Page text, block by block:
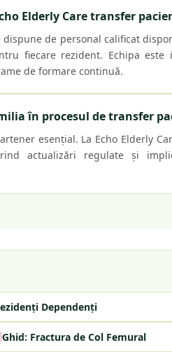
Elderly Care transfer
dispune de personal calificat
fiecare rezident. Echipa
de formare continuă.
în procesul de transfer
esențial. La Echo Elderly
actualizări regulate și
Dependenți
Ghid: Fractura de Col Femural